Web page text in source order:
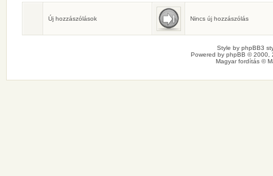
Születésnaposok
Ma senkinek sincs születésnapja.
Új hozzászólások Nincs új hozzászólás
Style by phpBB3
Powered by phpBB © 2000,
Magyar fordítás ©